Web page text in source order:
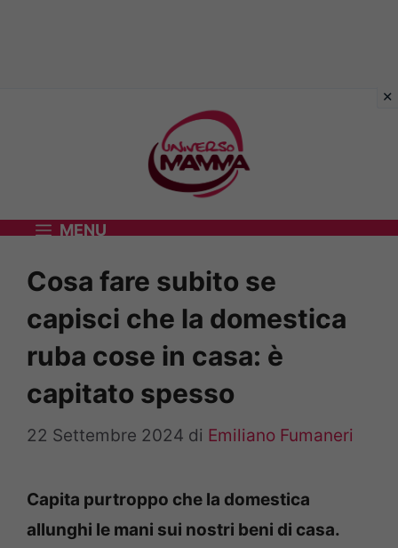
MENU
Cosa fare subito se
capisci che la domestica
ruba cose in casa: è
capitato spesso
22 Settembre 2024 di Emiliano Fumaneri
Capita purtroppo che la domestica
allunghi le mani sui nostri beni di casa.